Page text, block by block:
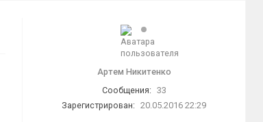
Артем Никитенко
Сообщения: 33
Зарегистрирован: 20.05.2016 22:29